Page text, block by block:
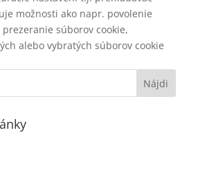
možnosti ako napr. povolenie
súborov cookie,
alebo vybratých súborov cookie